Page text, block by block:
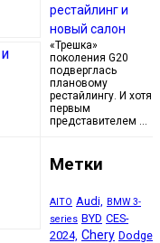
рестайлинг и
новый салон
«Трешка»
поколения G20
подверглась
плановому
рестайлингу. И хотя
первым
представителем …
Метки
AITO Audi,
BMW 3-
series BYD CES-
2024, Chery Dodge